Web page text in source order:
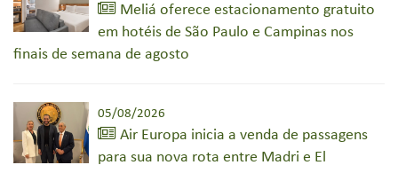
Meliá oferece estacionamento gratuito
em hotéis de São Paulo e Campinas nos
finais de semana de agosto
05/08/2026
Air Europa inicia a venda de passagens
para sua nova rota entre Madri e El